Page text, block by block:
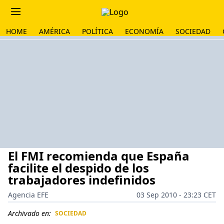
HOME AMÉRICA POLÍTICA ECONOMÍA SOCIEDAD
El FMI recomienda que España
facilite el despido de los
trabajadores indefinidos
Agencia EFE
03 Sep 2010 - 23:23 CET
Archivado en: SOCIEDAD